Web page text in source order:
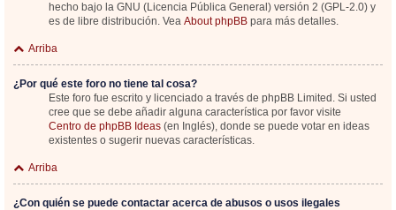
hecho bajo la GNU (Licencia Pública General) versión 2 (GPL-2.0) y
es de libre distribución. Vea About phpBB para más detalles.
Arriba
¿Por qué este foro no tiene tal cosa?
Este foro fue escrito y licenciado a través de phpBB Limited. Si usted
cree que se debe añadir alguna característica por favor visite
Centro de phpBB Ideas (en Inglés), donde se puede votar en ideas
existentes o sugerir nuevas características.
Arriba
¿Con quién se puede contactar acerca de abusos o usos ilegales